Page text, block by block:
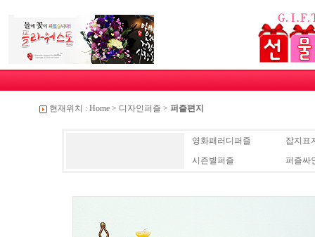
현재위치 : Home> 디자인퍼즐 > 퍼즐편지
영화패러디퍼즐
잡지표
시즌별퍼즐
퍼즐싸